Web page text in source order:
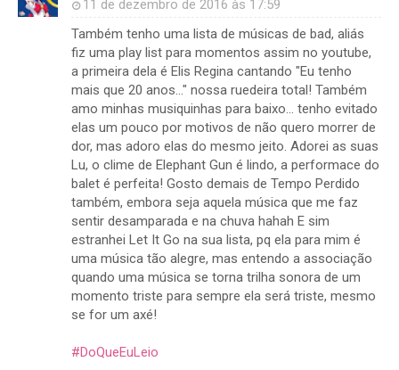
11 de dezembro de 2016 às 17:59
Também tenho uma lista de músicas de bad, aliás
fiz uma play list para momentos assim no youtube,
a primeira dela é Elis Regina cantando "Eu tenho
mais que 20 anos..." nossa ruedeira total! Também
amo minhas musiquinhas para baixo... tenho evitado
elas um pouco por motivos de não quero morrer de
dor, mas adoro elas do mesmo jeito. Adorei as suas
Lu, o clime de Elephant Gun é lindo, a performace do
balet é perfeita! Gosto demais de Tempo Perdido
também, embora seja aquela música que me faz
sentir desamparada e na chuva hahah E sim
estranhei Let It Go na sua lista, pq ela para mim é
uma música tão alegre, mas entendo a associação
quando uma música se torna trilha sonora de um
momento triste para sempre ela será triste, mesmo
se for um axé!
#DoQueEuLeio